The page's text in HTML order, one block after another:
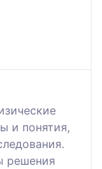
и понятия,
решения